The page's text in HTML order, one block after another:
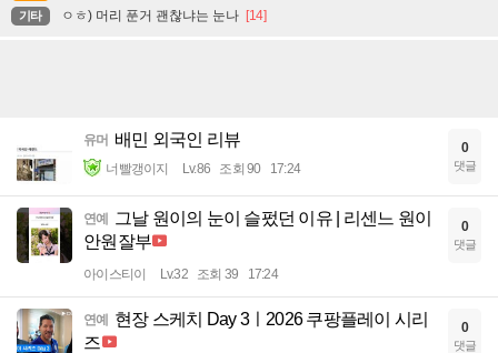
기타 ㅇㅎ) 머리 푼거 괜찮냐는 눈나 [14]
유머 배민 외국인 리뷰
너빨갱이지 Lv.86 조회 90 17:24
0
댓글
연예 그날 원이의 눈이 슬펐던 이유 | 리센느 원이
안원잘부
아이스티이 Lv.32 조회 39 17:24
0
댓글
연예 현장 스케치 Day 3ㅣ2026 쿠팡플레이 시리
즈
0
댓글